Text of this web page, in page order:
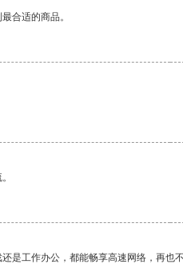
合适的商品。
是工作办公，都能畅享高速网络，再